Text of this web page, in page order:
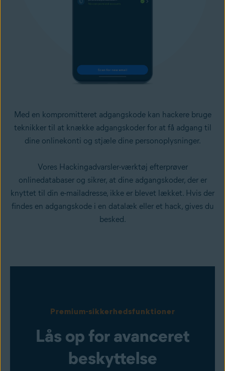
Med en kompromitteret adgangskode kan hackere bruge
teknikker til at knække adgangskoderfor at få adgang til
dine onlinekonti og stjæle dine personoplysninger.
Vores Hackingadvarsler-værktøj efterprøver
onlinedatabaser og sikrer, at dine adgangskoder, der er
knyttet til din e-mailadresse, ikke er blevet lækket. Hvis der
findes en adgangskode i en datalæk eller et hack, gives du
besked.
Premium-sikkerhedsfunktioner
Lås op for avanceret
beskyttelse